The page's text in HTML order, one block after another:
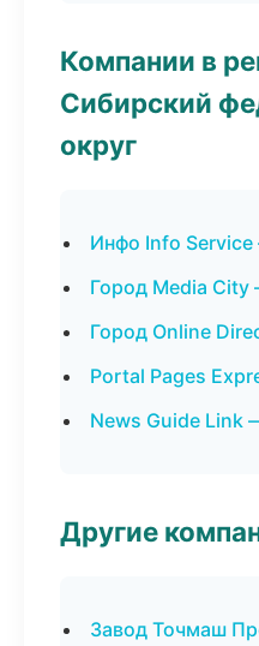
Компании в
Сибирский
округ
Инфо Info
Город Media
Город Online
Portal Pages
News Guide Link
Другие
Завод Точмаш